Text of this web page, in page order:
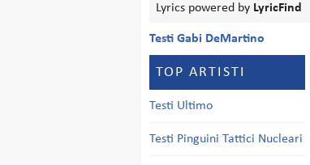
Lyrics powered by LyricFind
Testi Gabi DeMartino
TOP ARTISTI
Testi Ultimo
Testi Pinguini Tattici Nucleari